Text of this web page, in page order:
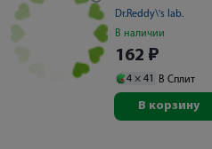
Dr.Reddy\'s lab.
В наличии
162 ₽
4 × 41 В Сплит
В корзину